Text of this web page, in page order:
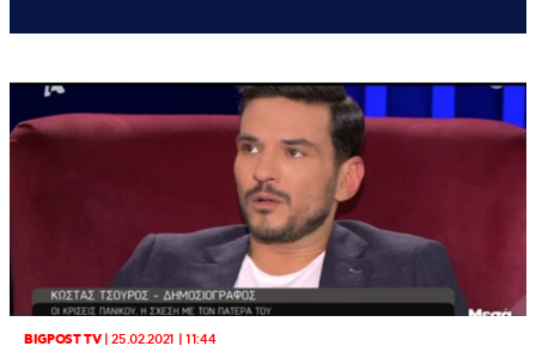
BIGPOST TV|25.02.2021 | 11:44